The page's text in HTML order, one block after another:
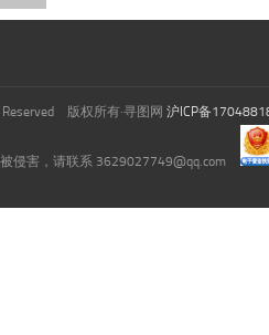
版权所有·寻图网 沪ICP备
侵害，请联系 3629027749@qq.com